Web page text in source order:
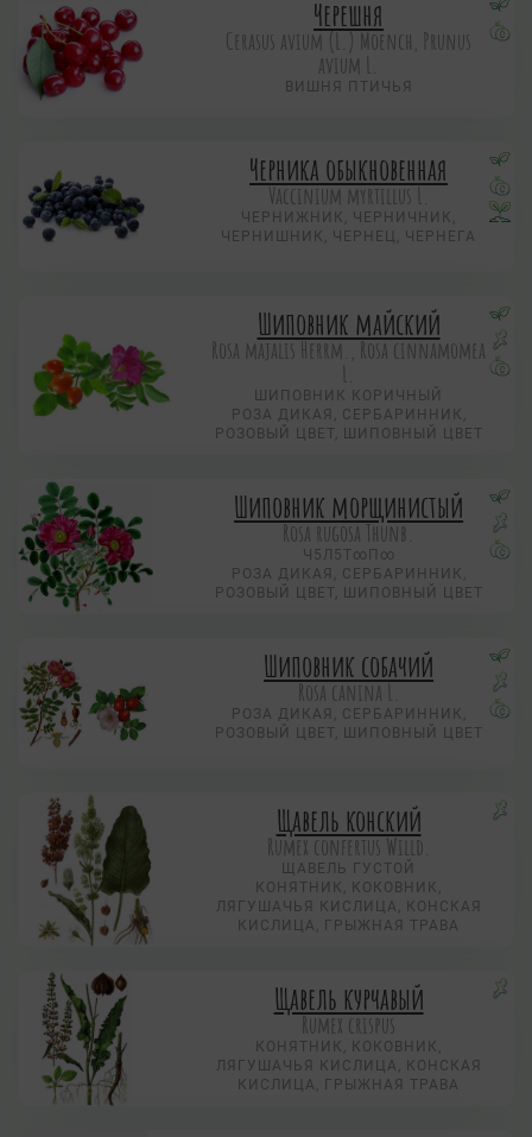
Черешня
Cerasus avium (L.) Moench, Prunus
avium L.
ВИШНЯ ПТИЧЬЯ
Черника обыкновенная
Vaccinium myrtillus L.
ЧЕРНИЖНИК, ЧЕРНИЧНИК,
ЧЕРНИШНИК, ЧЕРНЕЦ, ЧЕРНЕГА
Шиповник майский
Rosa majalis Herrm., Rosa cinnamomea
L.
ШИПОВНИК КОРИЧНЫЙ
РОЗА ДИКАЯ, СЕРБАРИННИК,
РОЗОВЫЙ ЦВЕТ, ШИПОВНЫЙ ЦВЕТ
Шиповник морщинистый
Rosa rugosa Thunb.
Ч5Л5Т∞П∞
РОЗА ДИКАЯ, СЕРБАРИННИК,
РОЗОВЫЙ ЦВЕТ, ШИПОВНЫЙ ЦВЕТ
Шиповник собачий
Rosa canina L.
РОЗА ДИКАЯ, СЕРБАРИННИК,
РОЗОВЫЙ ЦВЕТ, ШИПОВНЫЙ ЦВЕТ
Щавель конский
Rumex confertus Willd.
ЩАВЕЛЬ ГУСТОЙ
КОНЯТНИК, КОКОВНИК,
ЛЯГУШАЧЬЯ КИСЛИЦА, КОНСКАЯ
КИСЛИЦА, ГРЫЖНАЯ ТРАВА
Щавель курчавый
Rumex crispus
КОНЯТНИК, КОКОВНИК,
ЛЯГУШАЧЬЯ КИСЛИЦА, КОНСКАЯ
КИСЛИЦА, ГРЫЖНАЯ ТРАВА